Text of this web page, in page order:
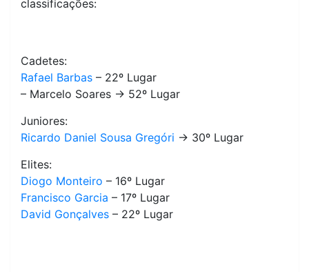
classificações:
Cadetes:
Rafael Barbas – 22º Lugar
– Marcelo Soares -> 52º Lugar
Juniores:
Ricardo Daniel Sousa Gregóri -> 30º Lugar
Elites:
Diogo Monteiro – 16º Lugar
Francisco Garcia – 17º Lugar
David Gonçalves – 22º Lugar